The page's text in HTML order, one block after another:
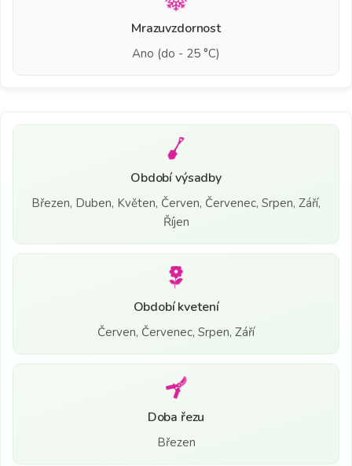
Mrazuvzdornost
Ano (do - 25 °C)
Období výsadby
Březen, Duben, Květen, Červen, Červenec, Srpen, Září,
Říjen
Období kvetení
Červen, Červenec, Srpen, Září
Doba řezu
Březen